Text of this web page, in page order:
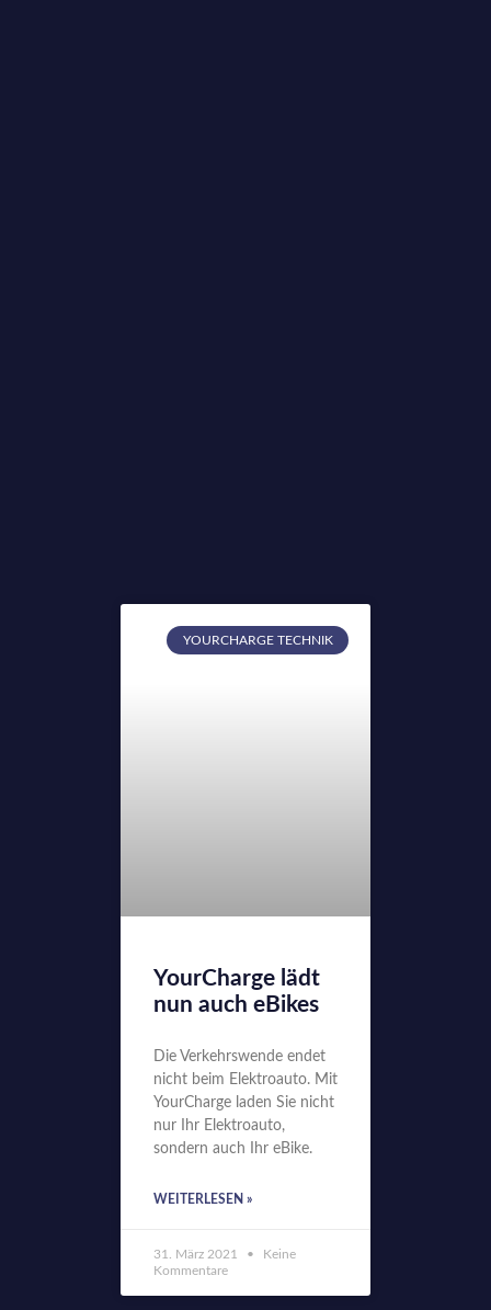
YOURCHARGE TECHNIK
YourCharge lädt
nun auch eBikes
Die Verkehrswende endet
nicht beim Elektroauto. Mit
YourCharge laden Sie nicht
nur Ihr Elektroauto,
sondern auch Ihr eBike.
WEITERLESEN »
31. März 2021
Keine
Kommentare